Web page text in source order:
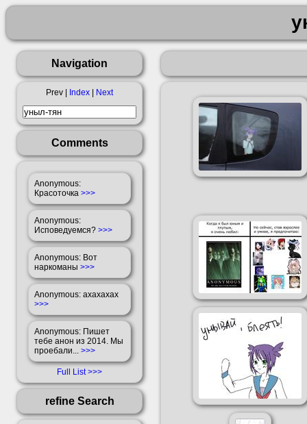
Navigation
Prev | Index Next
Comments
Anonymous:
Красоточка >>>
Anonymous:
Исповедуемся? >>>
Anonymous: Вот
наркоманы >>>
Anonymous: ахахахах
>>>
Anonymous: Пишет
тебе анон из 2014. Мы
проебали... >>>
Full List
refine Search